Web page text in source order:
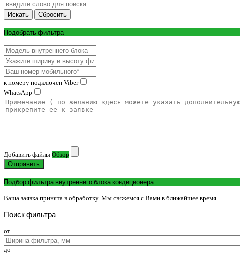
Подобрать фильтра
к номеру подключен Viber
WhatsApp
Добавить файлы Обзор
Отправить
Подбор фильтра внутреннего блока кондиционера
Ваша заявка принята в обработку. Мы свяжемся с Вами в ближайшее время
Поискфильтра
от
до